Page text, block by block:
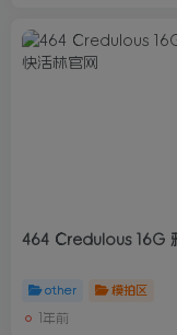
464 Credulous 16G
other 模拍区
1年前